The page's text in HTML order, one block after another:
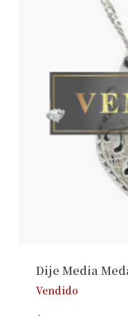
Dije Media
Vendido